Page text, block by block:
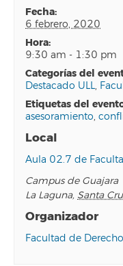
fecha:
6 febrero, 2020
hora:
9:30 am - 1:30 pm
categorías del
Destacado ULL,
etiquetas del
asesoramiento,
Local
Aula 02.7 de
Campus de Guajara
La Laguna, Santa
Organizador
Facultad de Derecho